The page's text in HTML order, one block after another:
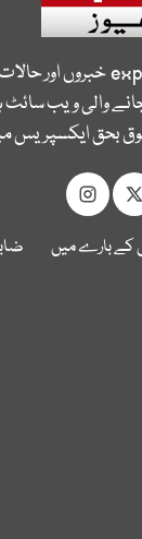
خبروں اور
والی ویب سائٹ
بحق ایکسپریس
کے بارے میں